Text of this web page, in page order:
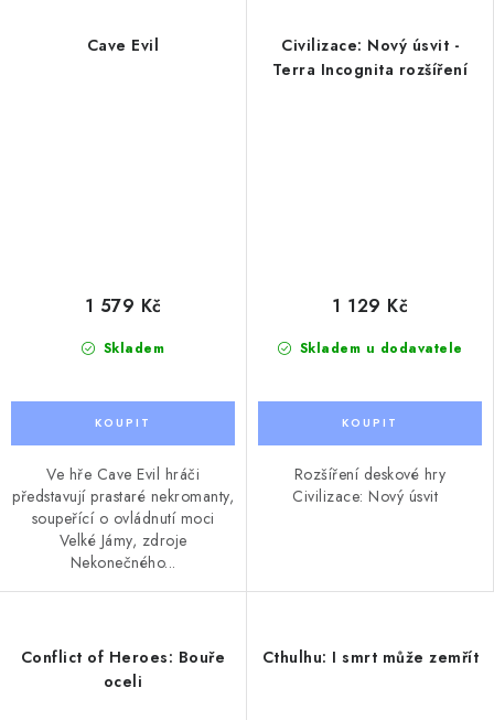
Cave Evil
Skladem
1 579 Kč
Ve hře Cave Evil hráči
představují prastaré nekromanty,
soupeřící o ovládnutí moci
Velké Jámy, zdroje
Nekonečného...
Civilizace: Nový úsvit -
Terra Incognita rozšíření
Skladem u dodavatele
1 129 Kč
Rozšíření deskové hry
Civilizace: Nový úsvit
Conflict of Heroes: Bouře
oceli
Cthulhu: I smrt může zemřít